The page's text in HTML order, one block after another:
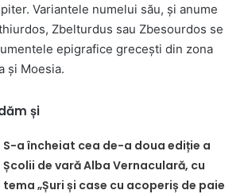
Variantele numelui său, și anume
Zbelturdus sau Zbesourdos se
epigrafice grecești din zona
și Moesia.
și
S-a încheiat cea de-a doua ediție a
Școlii de vară Alba Vernaculară, cu
tema „Șuri și case cu acoperiș de paie